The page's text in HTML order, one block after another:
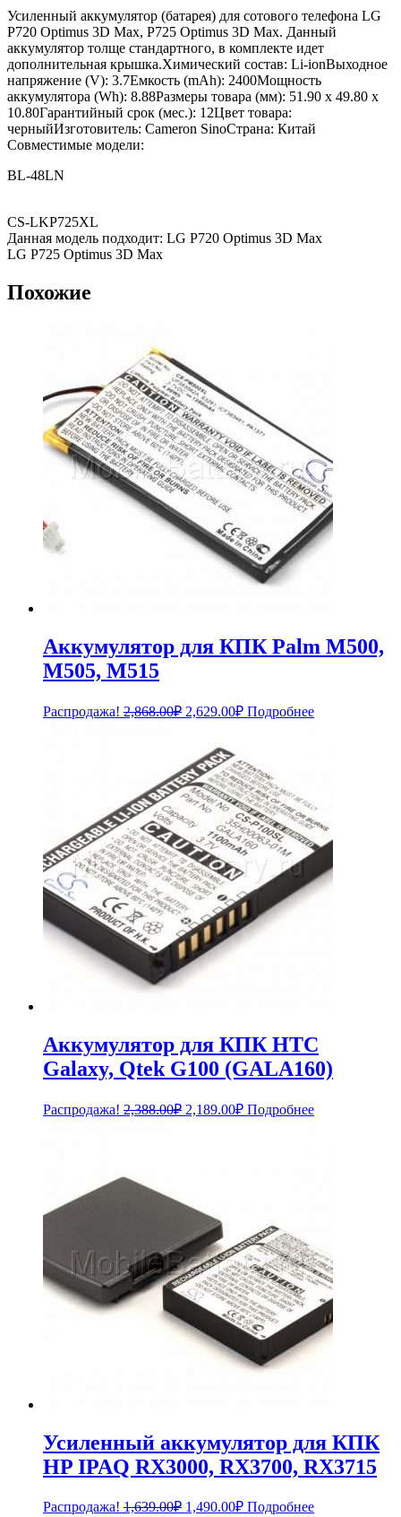
Усиленный аккумулятор (батарея) для сотового телефона LG
P720 Optimus 3D Max, P725 Optimus 3D Max. Данный
аккумулятор толще стандартного, в комплекте идет
дополнительная крышка.Химический состав: Li-ionВыходное
напряжение (V): 3.7Емкость (mAh): 2400Мощность
аккумулятора (Wh): 8.88Размеры товара (мм): 51.90 x 49.80 x
10.80Гарантийный срок (мес.): 12Цвет товара:
черныйИзготовитель: Cameron SinoСтрана: Китай
Совместимые модели:
BL-48LN
CS-LKP725XL
Данная модель подходит: LG P720 Optimus 3D Max
LG P725 Optimus 3D Max
Похожие
Аккумулятор для КПК Palm M500,
M505, M515
Распродажа! 2,868.00₽ Первоначальная
2,868.00₽.
2,629.00₽Текущая
цена:
Подробнее
Аккумулятор для КПК HTC
Galaxy, Qtek G100 (GALA160)
Распродажа! 2,388.00₽ Первоначальная
2,189.00₽Текущая
цена:
Подробнее
Усиленный аккумулятор для КПК
HP IPAQ RX3000, RX3700, RX3715
Распродажа! 1,639.00₽ Первоначальная
1,490.00₽Текущая
Подробнее